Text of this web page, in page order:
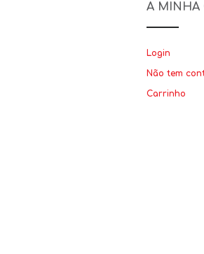
A MINHA
Login
Não tem
Carrinho